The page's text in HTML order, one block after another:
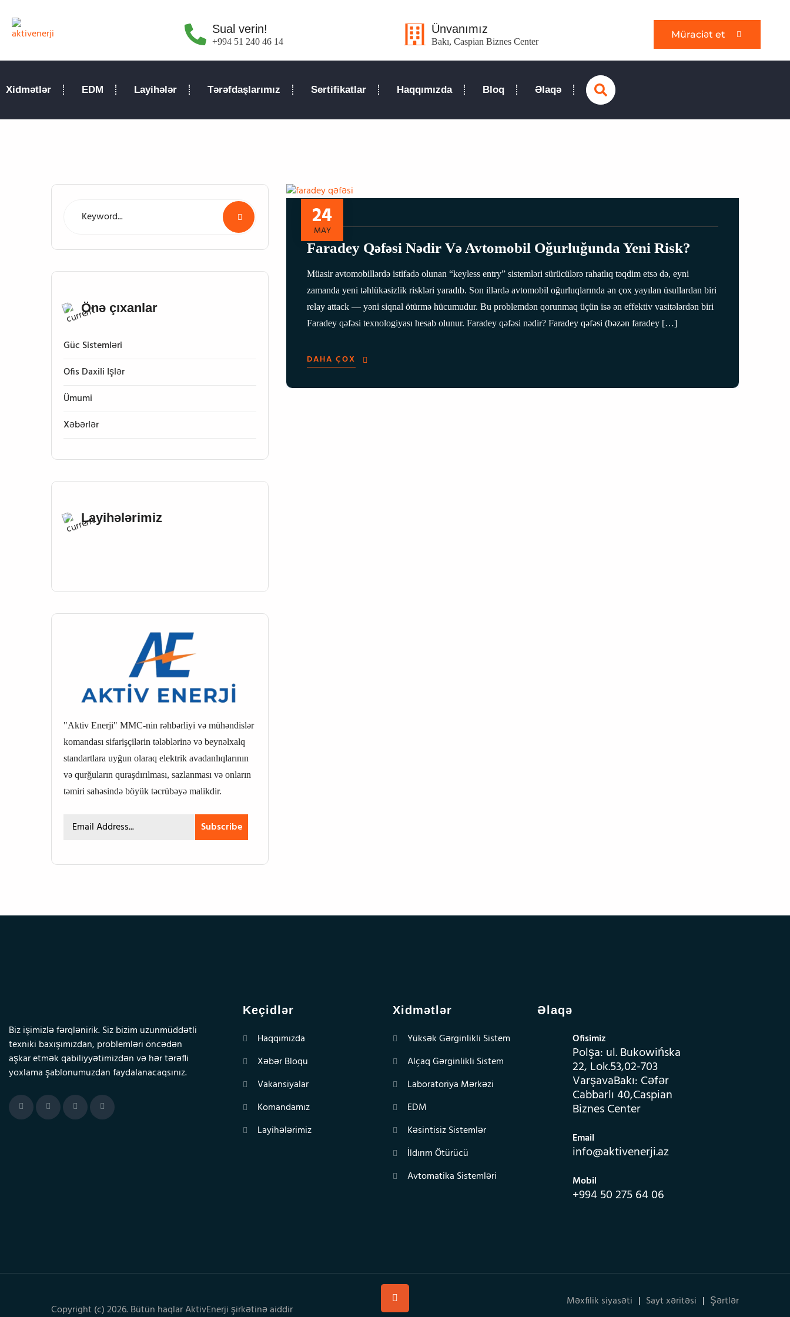
Sual verin!
+994 51 240 46 14
Ünvanımız
Bakı, Caspian Biznes Center
Müraciət et
Xidmətlər EDM Layihələr Tərəfdaşlarımız Sertifikatlar Haqqımızda Bloq Əlaqə
Search
Önə çıxanlar
Güc Sistemləri
Ofis Daxili Işlər
Ümumi
Xəbərlər
Layihələrimiz
"Aktiv Enerji" MMC-nin rəhbərliyi və mühəndislər
komandası sifarişçilərin tələblərinə və beynəlxalq
standartlara uyğun olaraq elektrik avadanlıqlarının
və qurğuların quraşdırılması, sazlanması və onların
təmiri sahəsində böyük təcrübəyə malikdir.
Subscribe
24
MAY
Faradey Qəfəsi Nədir Və Avtomobil Oğurluğunda Yeni Risk?
Müasir avtomobillərdə istifadə olunan “keyless entry” sistemləri sürücülərə rahatlıq təqdim etsə də, eyni
zamanda yeni təhlükəsizlik riskləri yaradıb. Son illərdə avtomobil oğurluqlarında ən çox yayılan üsullardan biri
relay attack — yəni siqnal ötürmə hücumudur. Bu problemdən qorunmaq üçün isə ən effektiv vasitələrdən biri
Faradey qəfəsi texnologiyası hesab olunur. Faradey qəfəsi nədir? Faradey qəfəsi (bəzən faradey […]
DAHA ÇOX
Biz işimizlə fərqlənirik. Siz bizim uzunmüddətli
texniki baxışımızdan, problemləri öncədən
aşkar etmək qabiliyyətimizdən və hər tərəfli
yoxlama şablonumuzdan faydalanacaqsınız.
Keçidlər
Haqqımızda
Xəbər Bloqu
Vakansiyalar
Komandamız
Layihələrimiz
Xidmətlər
Yüksək Gərginlikli Sistem
Alçaq Gərginlikli Sistem
Laboratoriya Mərkəzi
EDM
Kəsintisiz Sistemlər
İldırım Ötürücü
Avtomatika Sistemləri
Əlaqə
Ofisimiz
Polşa: ul. Bukowińska
22, Lok.53,02-703
VarşavaBakı: Cəfər
Cabbarlı 40,Caspian
Biznes Center
Email
info@aktivenerji.az
Mobil
+994 50 275 64 06
Copyright (c) 2026. Bütün haqlar AktivEnerji şirkətinə aiddir
Məxfilik siyasəti Sayt xəritəsi Şərtlər